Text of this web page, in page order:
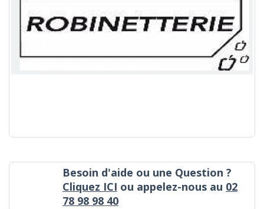
Besoin d'aide ou une Question ?
Cliquez ICI ou appelez-nous au 02
78 98 98 40